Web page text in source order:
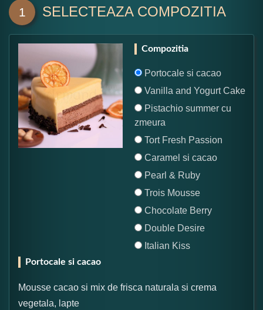
1 SELECTEAZA COMPOZITIA
Compozitia
Portocale si cacao
Vanilla and Yogurt Cake
Pistachio summer cu
zmeura
Tort Fresh Passion
Caramel si cacao
Pearl & Ruby
Trois Mousse
Chocolate Berry
Double Desire
Italian Kiss
Portocale si cacao
Mousse cacao si mix de frisca naturala si crema
vegetala, lapte